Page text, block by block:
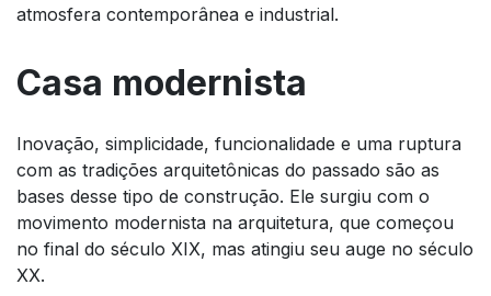
atmosfera contemporânea e industrial.
Casa modernista
Inovação, simplicidade, funcionalidade e uma ruptura
com as tradições arquitetônicas do passado são as
bases desse tipo de construção. Ele surgiu com o
movimento modernista na arquitetura, que começou
no final do século XIX, mas atingiu seu auge no século
XX.